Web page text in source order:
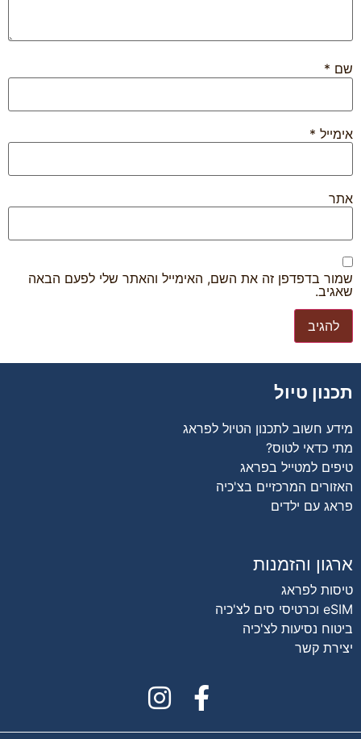
שם *
אימייל *
אתר
שמור בדפדפן זה את השם, האימייל והאתר שלי לפעם הבאה
שאגיב.
תכנון טיול
מידע חשוב לתכנון הטיול לפראג
מתי כדאי לטוס?
טיפים למטייל בפראג
האזורים המרכזיים בצ'כיה
פראג עם ילדים
ארגון והזמנות
טיסות לפראג
eSIM וכרטיסי סים לצ'כיה
ביטוח נסיעות לצ'כיה
יצירת קשר